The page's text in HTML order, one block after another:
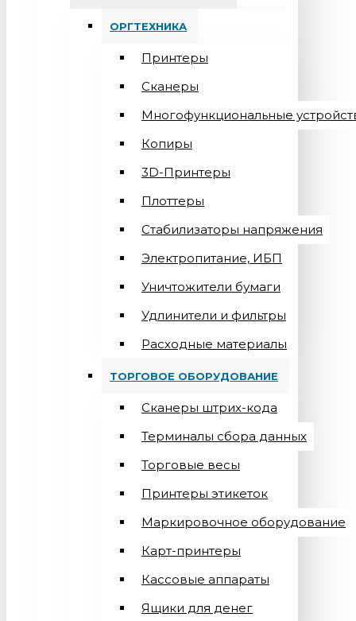
ОРГТЕХНИКА
Принтеры
Сканеры
Многофункциональные
Копиры
3D-Принтеры
Плоттеры
Стабилизаторы напряжения
Электропитание, ИБП
Уничтожители бумаги
Удлинители и фильтры
Расходные материалы
ТОРГОВОЕ ОБОРУДОВАНИЕ
Сканеры штрих-кода
Терминалы сбора данных
Торговые весы
Принтеры этикеток
Маркировочное оборудование
Карт-принтеры
Кассовые аппараты
Ящики для денег